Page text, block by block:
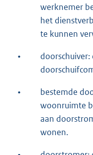
werknemer
het
te kunnen
•
•
bestemde
woonruimte
aan
wonen.